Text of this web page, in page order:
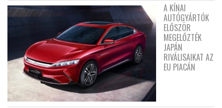
A KÍNAI
AUTÓGYÁRTÓK
ELŐSZÖR
MEGELŐZTÉK
JAPÁN
RIVÁLISAIKAT AZ
EU PIACÁN